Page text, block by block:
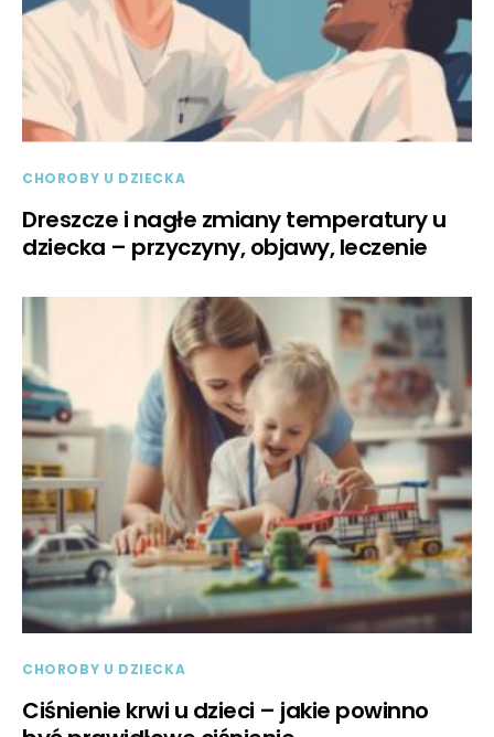
CHOROBY U DZIECKA
Dreszcze i nagłe zmiany temperatury u
dziecka – przyczyny, objawy, leczenie
CHOROBY U DZIECKA
Ciśnienie krwi u dzieci – jakie powinno